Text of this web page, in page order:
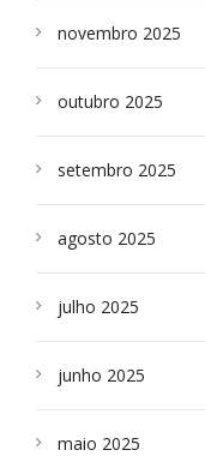
novembro 2025
outubro 2025
setembro 2025
agosto 2025
julho 2025
junho 2025
maio 2025